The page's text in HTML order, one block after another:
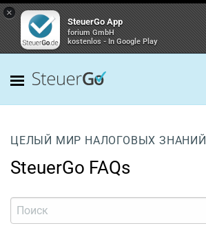
×
SteuerGo App
forium GmbH
kostenlos - In Google Play
ЦЕЛЫЙ МИР НАЛОГОВЫХ ЗНАНИЙ
SteuerGo FAQs